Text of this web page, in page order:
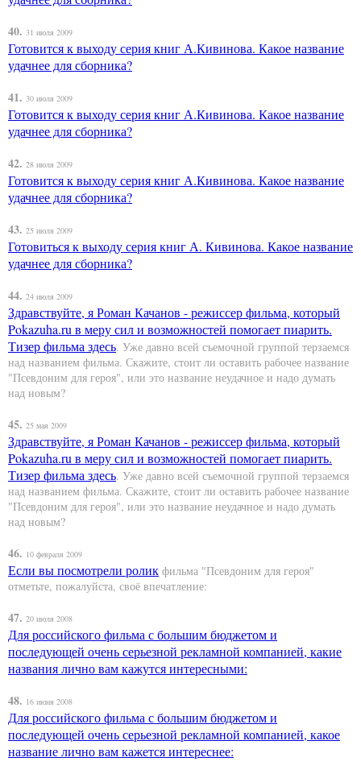
40. 31 июля 2009
Готовится к выходу серия книг А.Кивинова. Какое название
удачнее для сборника?
41. 30 июля 2009
Готовится к выходу серия книг А.Кивинова. Какое название
удачнее для сборника?
42. 28 июля 2009
Готовится к выходу серия книг А.Кивинова. Какое название
удачнее для сборника?
43. 25 июля 2009
Готовиться к выходу серия книг А. Кивинова. Какое название
удачнее для сборника?
44. 24 июля 2009
Здравствуйте, я Роман Качанов - режиссер фильма, который
Pokazuha.ru в меру сил и возможностей помогает пиарить.
Тизер фильма здесь. Уже давно всей съемочной группой терзаемся
над названием фильма. Скажите, стоит ли оставить рабочее название
"Псевдоним для героя", или это название неудачное и надо думать
над новым?
45. 25 мая 2009
Здравствуйте, я Роман Качанов - режиссер фильма, который
Pokazuha.ru в меру сил и возможностей помогает пиарить.
Тизер фильма здесь. Уже давно всей съемочной группой терзаемся
над названием фильма. Скажите, стоит ли оставить рабочее название
"Псевдоним для героя", или это название неудачное и надо думать
над новым?
46. 10 февраля 2009
Если вы посмотрели ролик фильма "Псевдоним для героя"
отметьте, пожалуйста, своё впечатление:
47. 20 июля 2008
Для российского фильма с большим бюджетом и
последующей очень серьезной рекламной компанией, какие
названия лично вам кажутся интересными:
48. 16 июня 2008
Для российского фильма с большим бюджетом и
последующей очень серьезной рекламной компанией, какое
название лично вам кажется интереснее: